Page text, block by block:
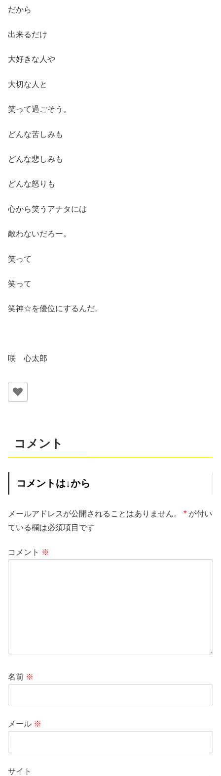
だから
出来るだけ
大好きな人や
大切な人と
笑って過ごそう。
どんな苦しみも
どんな悲しみも
どんな怒りも
心から笑うアナタには
敵わないだろー。
笑って
笑って
笑神☆を優位にするんだ。
咲 心太郎
コメント
コメントは↓から
メールアドレスが公開されることはありません。 * が付い
ている欄は必須項目です
コメント ※
名前 ※
メール ※
サイト